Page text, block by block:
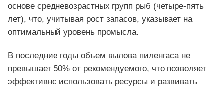
основе средневозрастных групп рыб (четыре-пять
лет), что, учитывая рост запасов, указывает на
оптимальный уровень промысла.
В последние годы объем вылова пиленгаса не
превышает 50% от рекомендуемого, что позволяет
эффективно использовать ресурсы и развивать